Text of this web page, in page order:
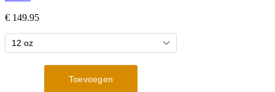
€ 149.95